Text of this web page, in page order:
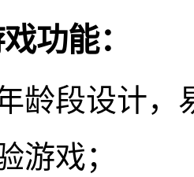
功能：
龄段设计，
游戏；